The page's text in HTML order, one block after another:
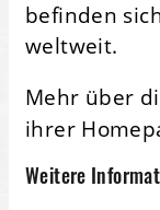
befinden
weltweit.
Mehr über
ihrer
Weitere